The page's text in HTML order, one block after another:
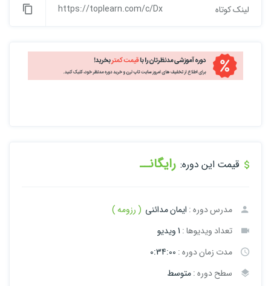
لینک کوتاه https://toplearn.com/c/Dx
قیمت این دوره: رایگانــ
مدرس دوره : ایمان مدائنی ( رزومه )
تعداد ویدیوها : 1 ویدیو
مدت زمان دوره : 0:34:00
سطح دوره :متوسط